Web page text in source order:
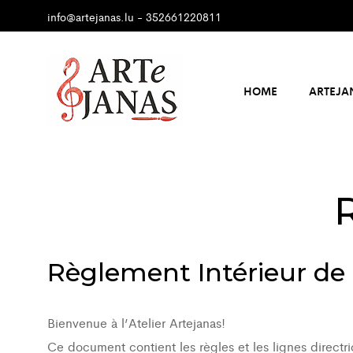
info@artejanas.lu - 352661220811
HOME
Règlement Intérieur de
Bienvenue à l’Atelier Artejanas!
Ce document contient les règles et les lignes